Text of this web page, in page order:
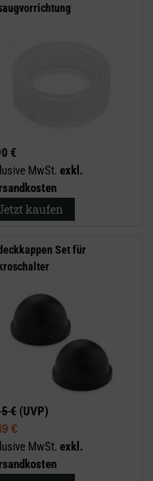
€
MwSt. exkl.
kaufen
Set für
€ (UVP)
€
MwSt. exkl.